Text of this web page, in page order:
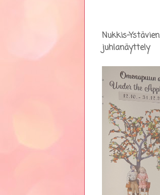
Nukkis-Ystävien
juhlanäyttely